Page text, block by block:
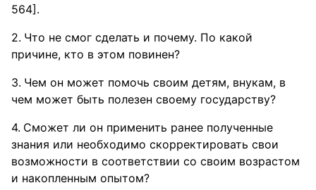
564].
Что не смог сделать и почему. По какой
причине, кто в этом повинен?
Чем он может помочь своим детям, внукам, в
чем может быть полезен своему государству?
Сможет ли он применить ранее полученные
знания или необходимо скорректировать свои
возможности в соответствии со своим возрастом
и накопленным опытом?